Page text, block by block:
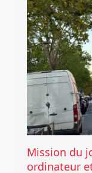
Mission du
ordinateur